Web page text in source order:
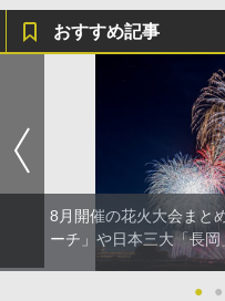
おすすめ記事
8月開催の花火大会まと
ーチ」や日本三大「長岡
● ●